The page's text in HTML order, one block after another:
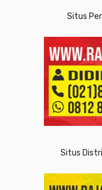
Situs
Situs